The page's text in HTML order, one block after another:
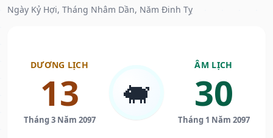
Ngày Kỷ Hợi, Tháng Nhâm Dần, Năm Đinh Tỵ
DƯƠNG LỊCH
13
Tháng 3 Năm 2097
🐖
ÂM LỊCH
30
Tháng 1 Năm 2097